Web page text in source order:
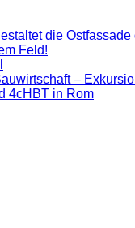
die
Feld!
–
4cHBT in Rom